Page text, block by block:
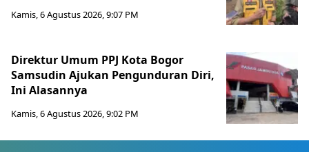
Kamis, 6 Agustus 2026, 9:07 PM
Direktur Umum PPJ Kota Bogor
Samsudin Ajukan Pengunduran Diri,
Ini Alasannya
Kamis, 6 Agustus 2026, 9:02 PM